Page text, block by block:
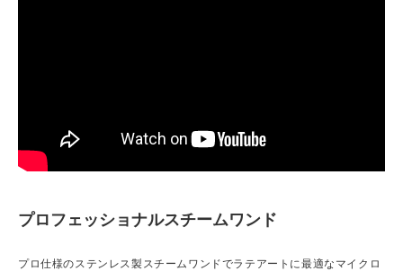
プロフェッショナルスチームワンド
プロ仕様のステンレス製スチームワンドでラテアートに最適なマイクロ